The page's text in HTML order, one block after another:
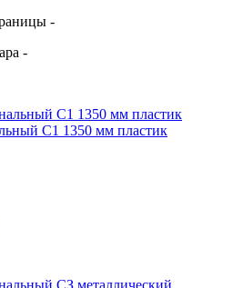
-
-
С1 1350 мм пластик